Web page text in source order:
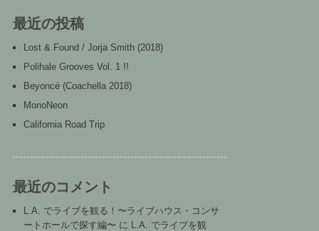
最近の投稿
Lost & Found / Jorja Smith (2018)
Polihale Grooves Vol. 1 !!
Beyoncé (Coachella 2018)
MonoNeon
California Road Trip
最近のコメント
L.A. でライブを観る！〜ライブハウス・コンサ
ートホールで探す編〜 に L.A. でライブを観